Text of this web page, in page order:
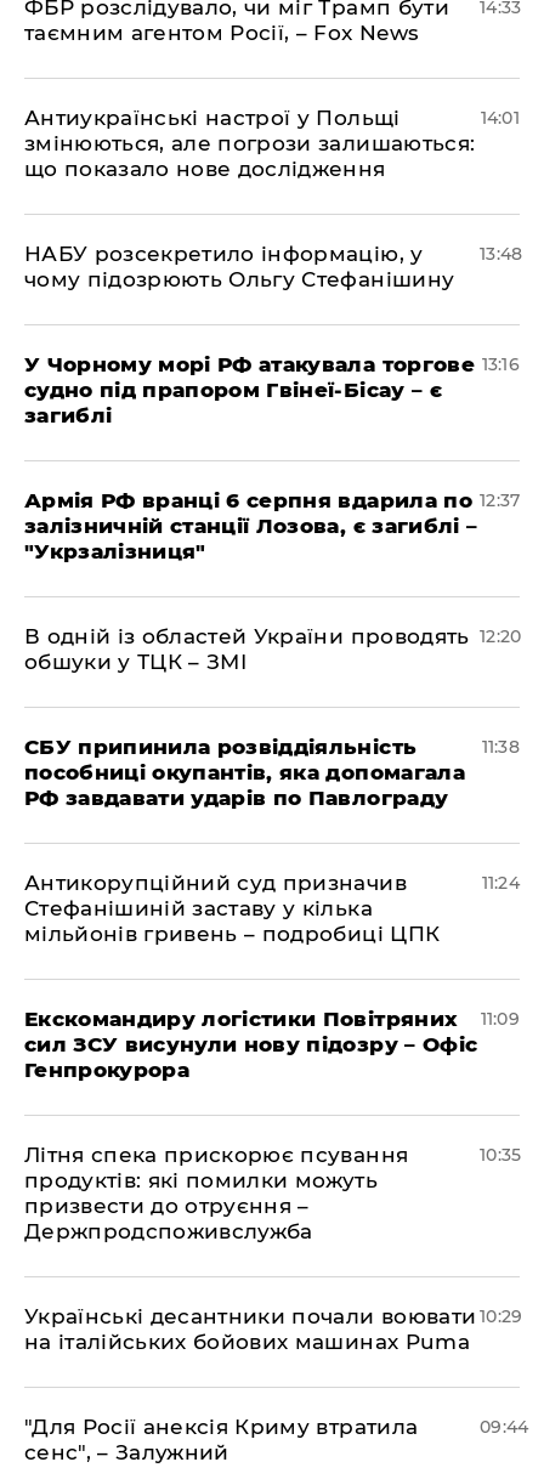
ФБР розслідувало, чи міг Трамп бути
таємним агентом Росії, – Fox News
14:33
Антиукраїнські настрої у Польщі
змінюються, але погрози залишаються:
що показало нове дослідження
14:01
НАБУ розсекретило інформацію, у
чому підозрюють Ольгу Стефанішину
13:48
У Чорному морі РФ атакувала торгове
судно під прапором Гвінеї-Бісау – є
загиблі
13:16
Армія РФ вранці 6 серпня вдарила по
залізничній станції Лозова, є загиблі –
"Укрзалізниця"
12:37
В одній із областей України проводять
обшуки у ТЦК – ЗМІ
12:20
СБУ припинила розвіддіяльність
пособниці окупантів, яка допомагала
РФ завдавати ударів по Павлограду
11:38
Антикорупційний суд призначив
Стефанішиній заставу у кілька
мільйонів гривень – подробиці ЦПК
11:24
Екскомандиру логістики Повітряних
сил ЗСУ висунули нову підозру – Офіс
Генпрокурора
11:09
Літня спека прискорює псування
продуктів: які помилки можуть
призвести до отруєння –
Держпродспоживслужба
10:35
Українські десантники почали воювати
на італійських бойових машинах Puma
10:29
"Для Росії анексія Криму втратила
сенс", – Залужний
09:44